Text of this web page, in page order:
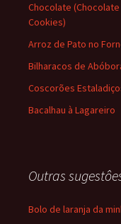
Chocolate (Chocolate
Cookies)
Arroz de Pato no
Bilharacos de
Coscorões
Bacalhau à Lagareiro
Outras
Bolo de laranja da